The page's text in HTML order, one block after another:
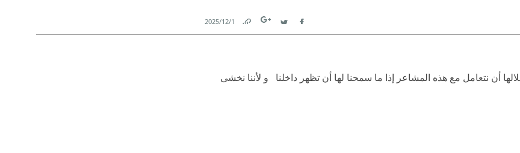
Facebook
Twitter
Link
1‏/12‏/2025
أن نتعامل مع هذه المشاعر إذا ما سمحنا لها أن تظهر داخلنا ‏ ‫ ‏و لأننا نخشى